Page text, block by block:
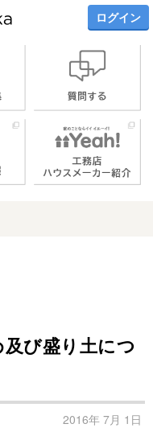
ログイン
び盛り土につ
2016年 7月 1日